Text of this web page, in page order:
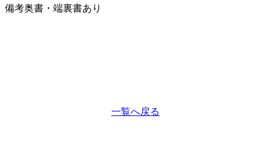
備考奥書・端裏書あり
一覧へ戻る